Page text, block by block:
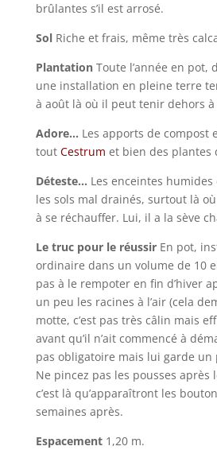
brûlantes s’il est arrosé.
SolRiche et frais, même très
PlantationToute l’année en pot,
une installation en pleine terre
à août là où il peut tenir dehors à
Adore… Les apports de compost
tout Cestrum et bien des plantes
Déteste… Les enceintes
les sols mal drainés, surtout là
à se réchauffer. Lui, il a la sève
Le truc pour le réussirEn pot,
ordinaire dans un volume de 10
pas à le rempoter en fin d’hiver
un peu les racines à l’air (cela
motte, c’est pas très câlin mais
avant qu’il n’ait commencé à
pas obligatoire mais lui garde un
Ne pincez pas les pousses après
c’est là qu’apparaîtront les
semaines après.
Espacement 1,20 m.